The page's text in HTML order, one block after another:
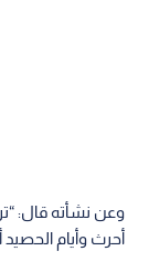
وعن نشأته قال:
أحرث وأيام الحصيد